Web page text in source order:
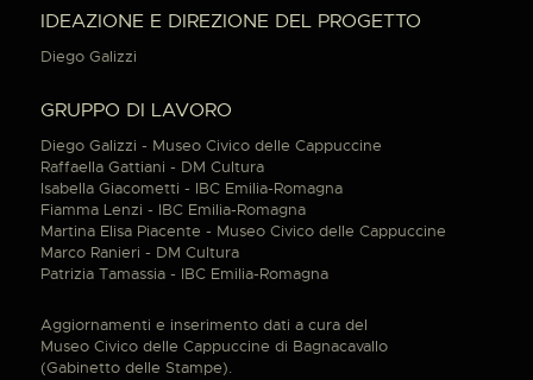
IDEAZIONE E DIREZIONE DEL PROGETTO
Diego Galizzi
GRUPPO DI LAVORO
Diego Galizzi - Museo Civico delle Cappuccine
Raffaella Gattiani - DM Cultura
Isabella Giacometti - IBC Emilia-Romagna
Fiamma Lenzi - IBC Emilia-Romagna
Martina Elisa Piacente - Museo Civico delle Cappuccine
Marco Ranieri - DM Cultura
Patrizia Tamassia - IBC Emilia-Romagna
Aggiornamenti e inserimento dati a cura del
Museo Civico delle Cappuccine di Bagnacavallo
(Gabinetto delle Stampe).